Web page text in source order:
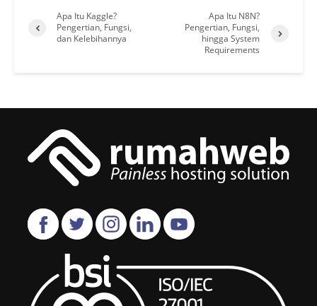
Apa Itu Kaggle?
Pengertian, Fungsi,
dan Kelebihannya
Apa Itu N8N?
Pengertian, Fungsi,
hingga System
Requirements